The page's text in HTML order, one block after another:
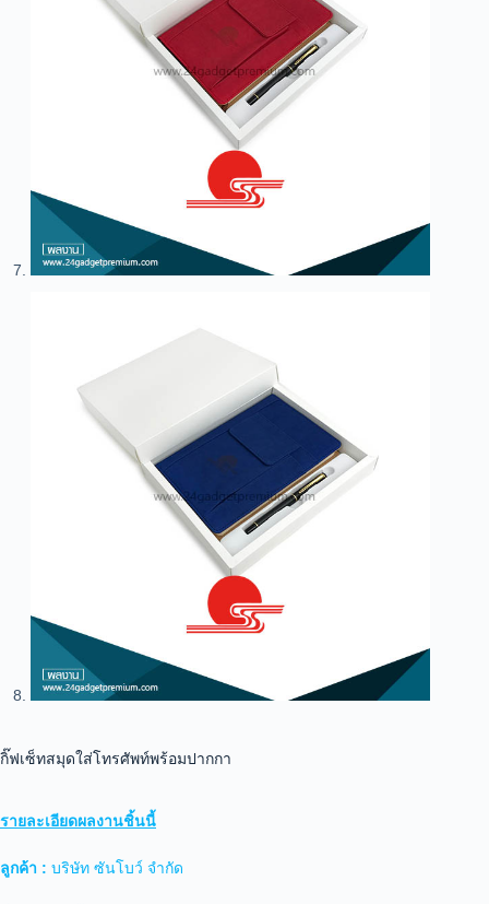
กิ๊ฟเซ็ทสมุดใส่โทรศัพท์พร้อมปากกา
รายละเอียดผลงานชิ้นนี้
ลูกค้า : บริษัท ซันโบว์ จำกัด